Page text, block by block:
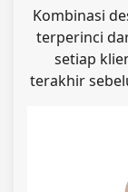
Kombinasi
terperinci
setiap
terakhir